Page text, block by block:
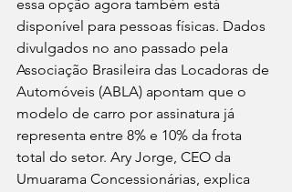
essa opção agora também está
disponível para pessoas físicas. Dados
divulgados no ano passado pela
Associação Brasileira das Locadoras de
Automóveis (ABLA) apontam que o
modelo de carro por assinatura já
representa entre 8% e 10% da frota
total do setor. Ary Jorge, CEO da
Umuarama Concessionárias, explica